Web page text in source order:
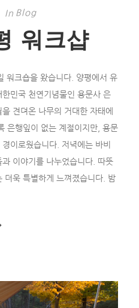
In Blog
워크샵
워크숍을 왔습니다. 양평에서 유
민국 천연기념물인 용문사 은
견뎌온 나무의 거대한 자태에
은행잎이 없는 계절이지만, 용문
이로웠습니다. 저녁에는 바비
이야기를 나누었습니다. 따뜻
더욱 특별하게 느껴졌습니다. 밤